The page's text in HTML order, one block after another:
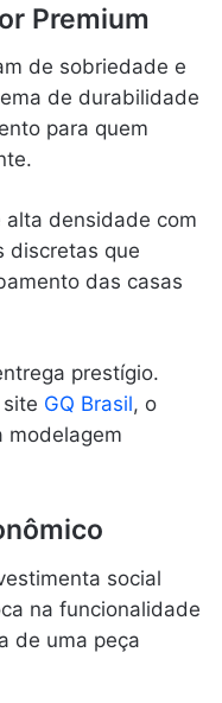
Premium
de sobriedade e
de durabilidade
para quem
densidade com
discretas que
das casas
prestígio.
GQ Brasil, o
modelagem
social
na funcionalidade
de uma peça